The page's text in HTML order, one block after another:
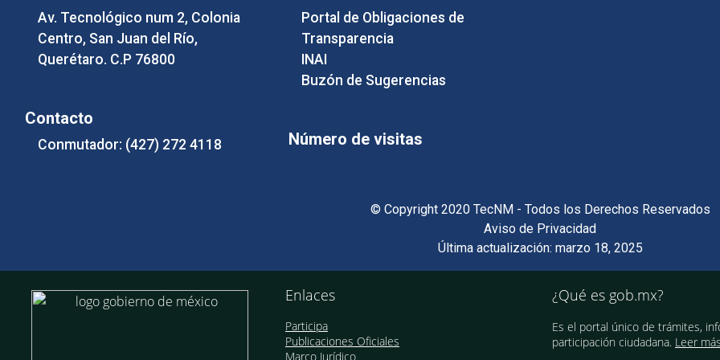
Av. Tecnológico num 2, Colonia
Centro, San Juan del Río,
Querétaro. C.P 76800
Contacto
Conmutador: (427) 272 4118
Portal de Obligaciones de
Transparencia
INAI
Buzón de Sugerencias
Número de visitas
© Copyright 2020 TecNM - Todos los Derechos Reservados
Aviso de Privacidad
Última actualización: marzo 18, 2025
Enlaces
Participa
Publicaciones Oficiales
Marco Jurídico
¿Qué es gob.mx?
Es el portal único de trámites,
participación ciudadana. Leer más